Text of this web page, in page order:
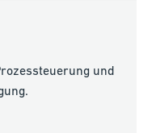
und